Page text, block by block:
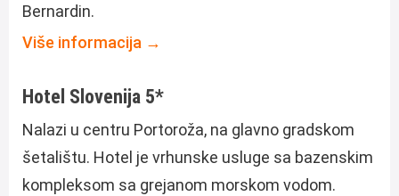
Bernardin.
Više informacija →
Hotel Slovenija 5*
Nalazi u centru Portoroža, na glavno gradskom
šetalištu. Hotel je vrhunske usluge sa bazenskim
kompleksom sa grejanom morskom vodom.